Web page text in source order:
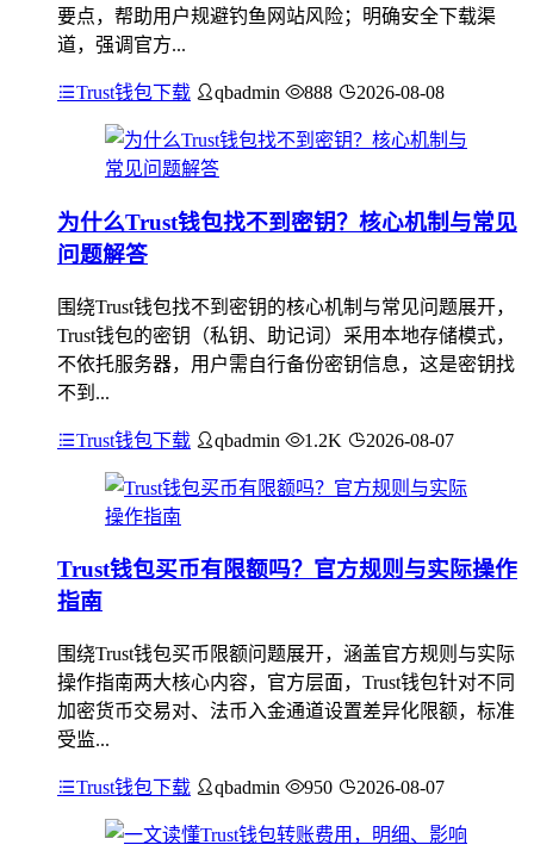
要点，帮助用户规避钓鱼网站风险；明确安全下载渠
道，强调官方...
Trust钱包下载 qbadmin 888 2026-08-08
为什么Trust钱包找不到密钥？核心机制与常见
问题解答
围绕Trust钱包找不到密钥的核心机制与常见问题展开，
Trust钱包的密钥（私钥、助记词）采用本地存储模式，
不依托服务器，用户需自行备份密钥信息，这是密钥找
不到...
Trust钱包下载 qbadmin 1.2K 2026-08-07
Trust钱包买币有限额吗？官方规则与实际操作
指南
围绕Trust钱包买币限额问题展开，涵盖官方规则与实际
操作指南两大核心内容，官方层面，Trust钱包针对不同
加密货币交易对、法币入金通道设置差异化限额，标准
受监...
Trust钱包下载 qbadmin 950 2026-08-07